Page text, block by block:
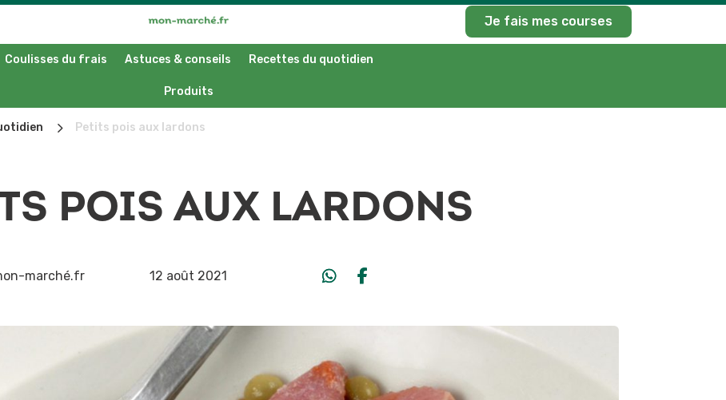
Je fais mes courses
Coulisses du frais Astuces & conseils Recettes du quotidien
Produits
5 Petits pois aux lardons
POIS AUX LARDONS
marché.fr 12 août 2021